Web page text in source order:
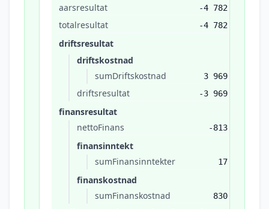
aarsresultat -4 782
totalresultat -4 782
driftsresultat
driftskostnad
sumDriftskostnad
3 969
driftsresultat -3 969
finansresultat
nettoFinans
-813
finansinntekt
sumFinansinntekter
17
finanskostnad
sumFinanskostnad
830